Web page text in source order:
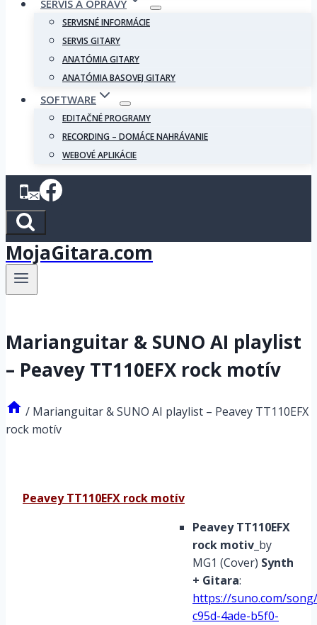
SERVIS A OPRAVY
SERVISNÉ INFORMÁCIE
SERVIS GITARY
ANATÓMIA GITARY
ANATÓMIA BASOVEJ GITARY
SOFTWARE
EDITAČNÉ PROGRAMY
RECORDING – DOMÁCE NAHRÁVANIE
WEBOVÉ APLIKÁCIE
MojaGitara.com
Marianguitar & SUNO AI playlist
– Peavey TT110EFX rock motív
/ Marianguitar & SUNO AI playlist – Peavey TT110EFX
rock motív
Peavey TT110EFX rock motív
Peavey TT110EFX
rock motiv _by
MG1 (Cover) Synth
+ Gitara:
https://suno.com/
c95d-4ade-b5f0-